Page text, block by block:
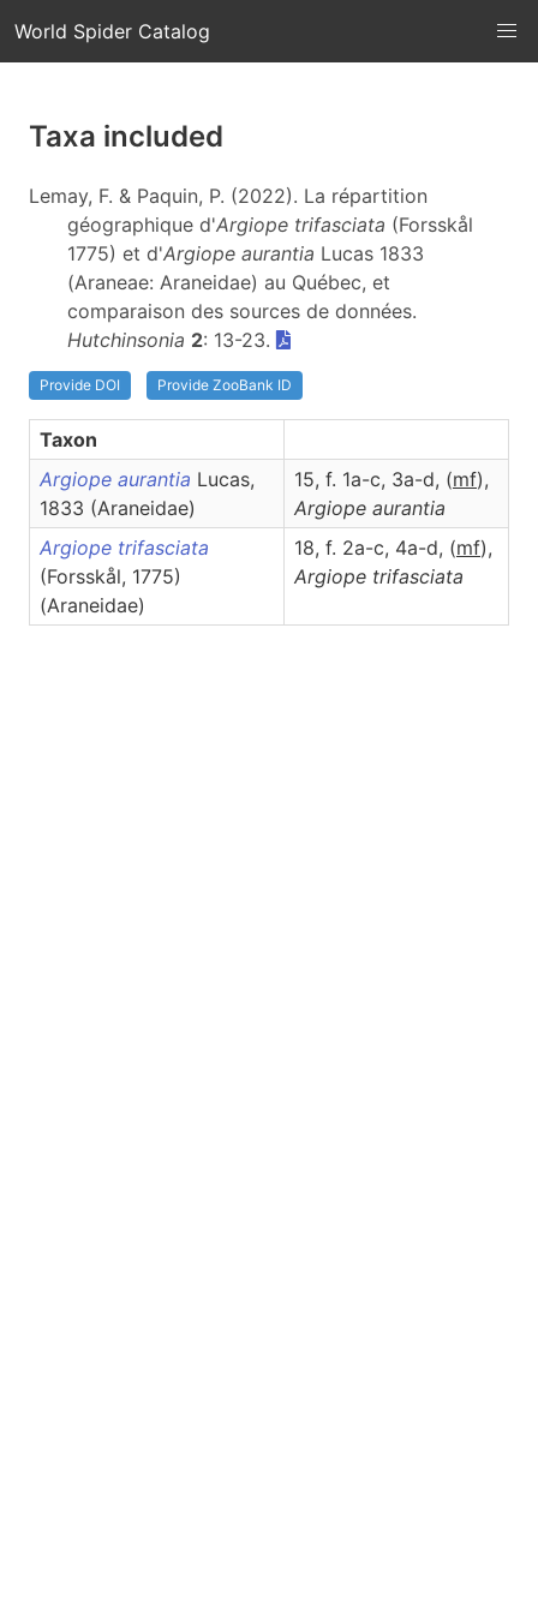
World Spider Catalog
Taxa included
Lemay, F. & Paquin, P. (2022). La répartition
géographique d'Argiope trifasciata (Forsskål
1775) et d'Argiope aurantia Lucas 1833
(Araneae: Araneidae) au Québec, et
comparaison des sources de données.
Hutchinsonia 2: 13-23.
Provide DOI Provide ZooBank ID
Taxon
Argiope aurantia Lucas,
1833 (Araneidae)
15, f. 1a-c, 3a-d, (mf),
Argiope aurantia
Argiope trifasciata
(Forsskål, 1775)
(Araneidae)
18, f. 2a-c, 4a-d, (mf),
Argiope trifasciata